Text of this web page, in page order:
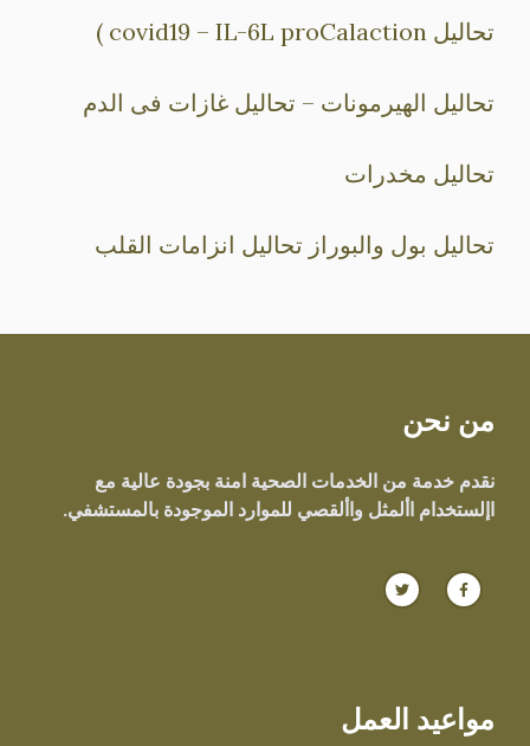
تحاليل covid19 – IL-6L proCalaction )
تحاليل الهيرمونات – تحاليل غازات فى الدم
تحاليل مخدرات
تحاليل بول والبوراز تحاليل انزامات القلب
من نحن
نقدم خدمة من الخدمات الصحية امنة بجودة عالية مع
اإلستخدام األمثل واألقصي للموارد الموجودة بالمستشفي.
مواعيد العمل